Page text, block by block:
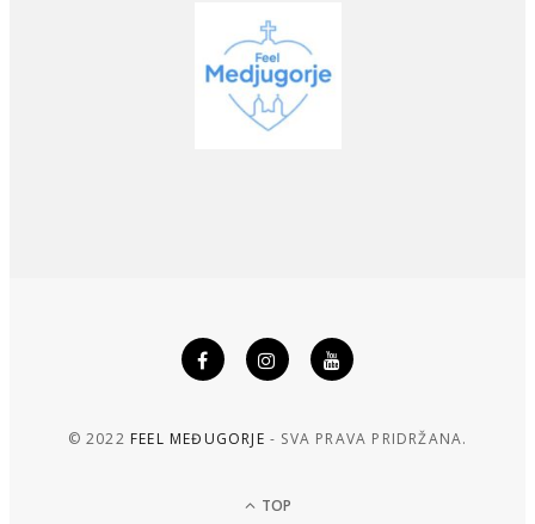
© 2022 FEEL MEĐUGORJE - SVA PRAVA PRIDRŽANA.
TOP